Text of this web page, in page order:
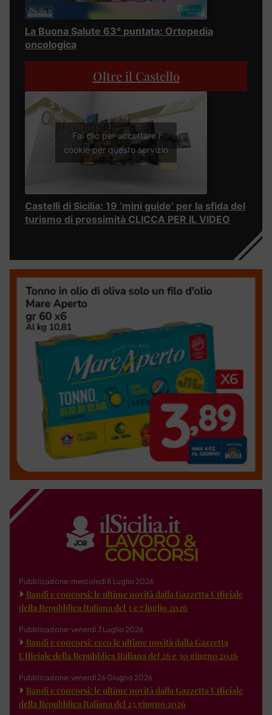
La Buona Salute 63° puntata: Ortopedia
oncologica
Oltre il Castello
Fai clic per accettare i
cookie per questo servizio
Castelli di Sicilia: 19 ‘mini guide’ per la sfida del
turismo di prossimità CLICCA PER IL VIDEO
Pubblicazione: mercoledì 8 Luglio 2026
Bandi e concorsi: le ultime novità dalla Gazzetta Ufficiale
della Repubblica Italiana del 3 e 7 luglio 2026
Pubblicazione: venerdì 3 Luglio 2026
Bandi e concorsi: ecco le ultime novità dalla Gazzetta
Ufficiale della Repubblica Italiana del 26 e 30 giugno 2026
Pubblicazione: venerdì 26 Giugno 2026
Bandi e concorsi: le ultime novità dalla Gazzetta Ufficiale
della Repubblica Italiana del 23 giugno 2026